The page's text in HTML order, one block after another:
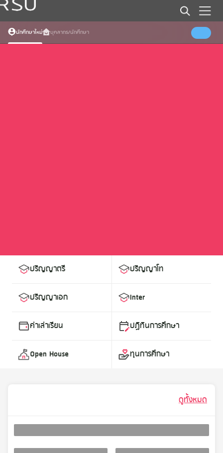
นักศึกษาใหม่ บุคลากร/นักศึกษา
ปริญญาตรี ปริญญาโท
ปริญญาเอก Inter
ค่าเล่าเรียน ปฏิทินการศึกษา
Open House ทุนการศึกษา
ดูทั้งหมด